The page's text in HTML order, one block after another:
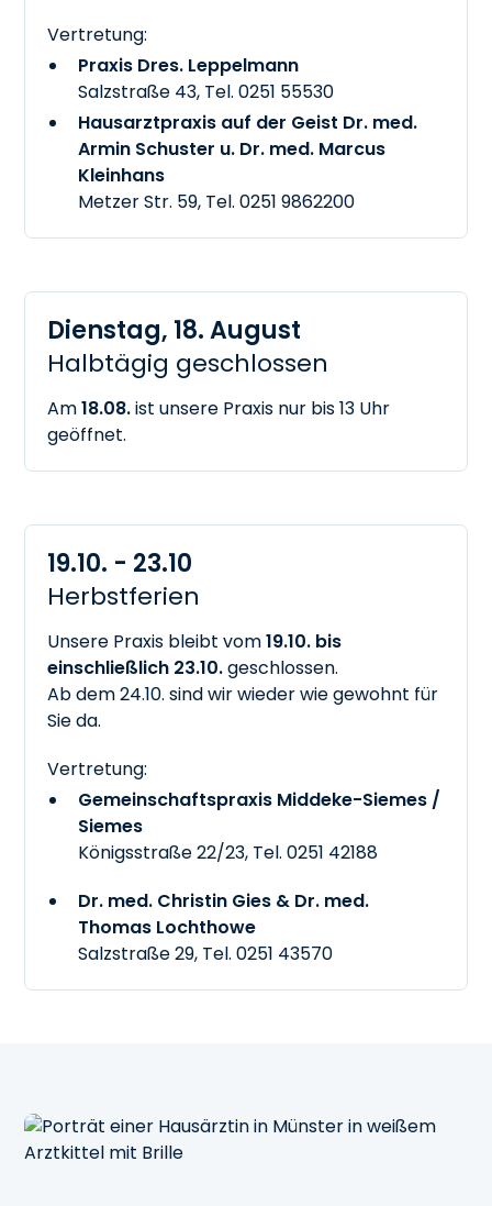
Vertretung:
Praxis Dres. Leppelmann
Salzstraße 43, Tel.0251 55530
Hausarztpraxis auf der Geist Dr. med.
Armin Schuster u. Dr. med. Marcus
Kleinhans
Metzer Str. 59, Tel.0251 9862200
Dienstag, 18. August
Halbtägig geschlossen
Am18.08.ist unsere Praxis nur bis 13 Uhr
geöffnet.
19.10. - 23.10
Herbstferien
Unsere Praxis bleibt vom19.10. bis
einschließlich 23.10.geschlossen.
Ab dem 24.10. sind wir wieder wie gewohnt für
Sie da.
Vertretung:
Gemeinschaftspraxis Middeke-Siemes /
Siemes
Königsstraße 22/23, Tel.0251 42188
Dr. med. Christin Gies & Dr. med.
Thomas Lochthowe
Salzstraße 29, Tel.0251 43570